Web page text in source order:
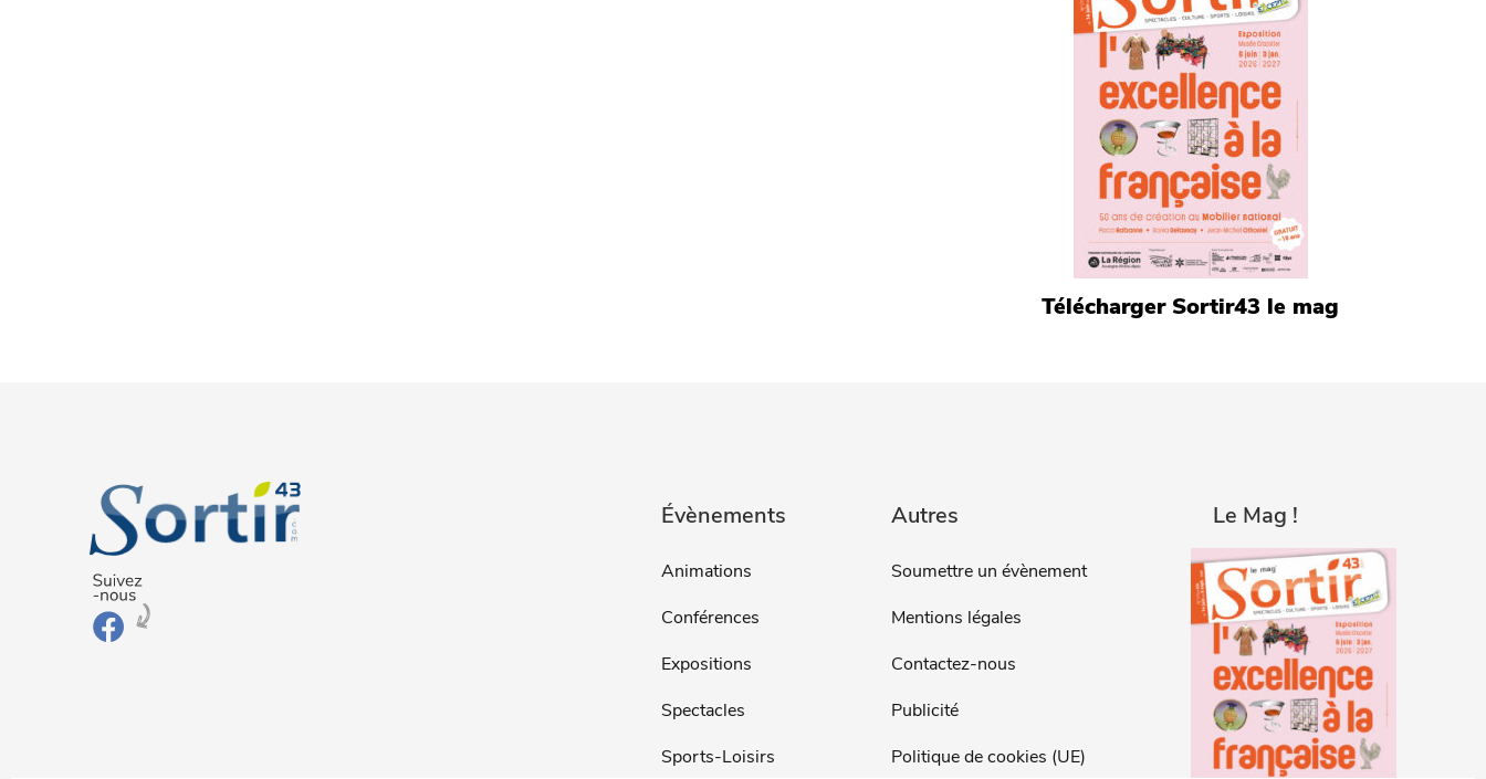
Télécharger Sortir43 le mag
Évènements
Animations
Conférences
Expositions
Spectacles
Sports-Loisirs
Autres
Soumettre un évènement
Mentions légales
Contactez-nous
Publicité
Politique de cookies (UE)
Le Mag !